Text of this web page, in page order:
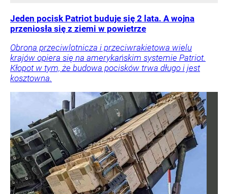
Jeden pocisk Patriot buduje się 2 lata. A wojna
przeniosła się z ziemi w powietrze
Obrona przeciwlotnicza i przeciwrakietowa wielu
krajów opiera się na amerykańskim systemie Patriot.
Kłopot w tym, że budowa pocisków trwa długo i jest
kosztowna.